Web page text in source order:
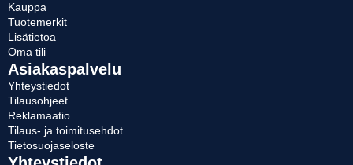
Kauppa
Tuotemerkit
Lisätietoa
Oma tili
Asiakaspalvelu
Yhteystiedot
Tilausohjeet
Reklamaatio
Tilaus- ja toimitusehdot
Tietosuojaseloste